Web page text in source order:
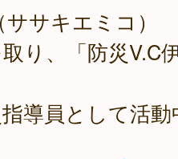
サキエミコ）
り、「防災V.C
導員として活